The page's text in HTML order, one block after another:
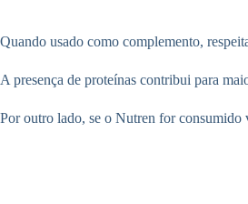
Quando usado como complemento,
A presença de proteínas contribui para
Por outro lado, se o Nutren for consumido